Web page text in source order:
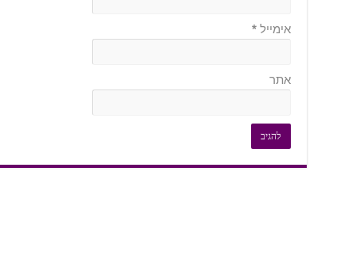
אימייל*
אתר